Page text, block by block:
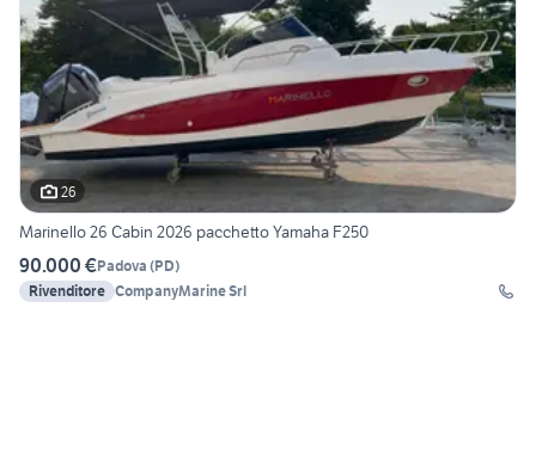
26
Marinello 26 Cabin 2026 pacchetto Yamaha F250
90.000 €Padova (PD)
Rivenditore CompanyMarine Srl